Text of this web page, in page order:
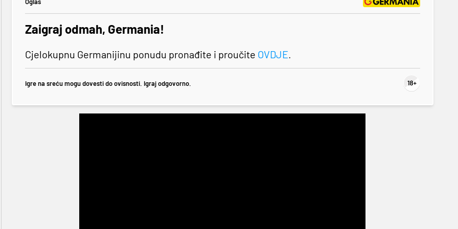
Zaigraj odmah, Germania!
Cjelokupnu Germanijinu ponudu pronađite i proučite OVDJE.
Igre na sreću mogu dovesti do ovisnosti. Igraj odgovorno.